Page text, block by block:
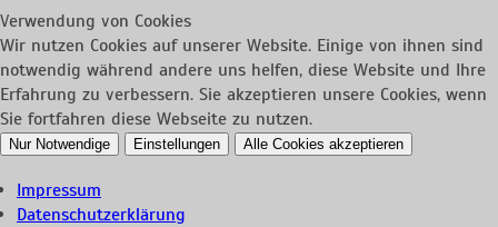
Verwendung von Cookies
Wir nutzen Cookies auf unserer Website. Einige von ihnen sind
notwendig während andere uns helfen, diese Website und Ihre
Erfahrung zu verbessern. Sie akzeptieren unsere Cookies, wenn
Sie fortfahren diese Webseite zu nutzen.
Nur Notwendige Einstellungen Alle Cookies akzeptieren
Impressum
Datenschutzerklärung